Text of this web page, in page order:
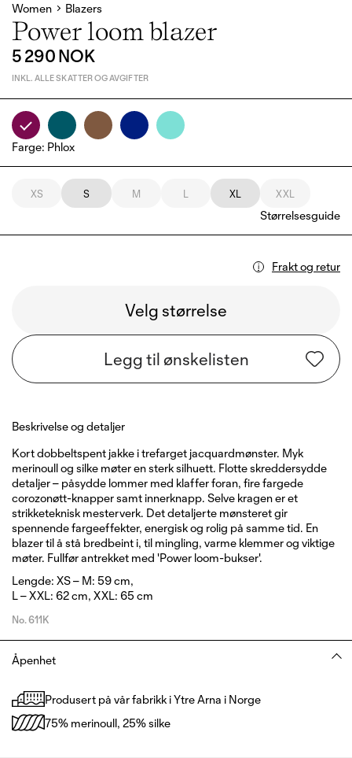
Women Blazers
Power loom blazer
5 290 NOK
INKL. ALLE SKATTER OG AVGIFTER
Farge: Phlox
XS S M L XL XXL
Størrelsesguide
Frakt og retur
Velg størrelse
Legg til ønskelisten
Beskrivelse og detaljer
Kort dobbeltspent jakke i trefarget jacquardmønster. Myk
merinoull og silke møter en sterk silhuett. Flotte skreddersydde
detaljer – påsydde lommer med klaffer foran, fire fargede
corozonøtt-knapper samt innerknapp. Selve kragen er et
strikketeknisk mesterverk. Det detaljerte mønsteret gir
spennende fargeeffekter, energisk og rolig på samme tid. En
blazer til å stå bredbeint i, til mingling, varme klemmer og viktige
møter. Fullfør antrekket med 'Power loom-bukser'.
Lengde: XS – M: 59 cm,
L – XXL: 62 cm, XXL: 65 cm
No.611K
Åpenhet
Produsert på vår fabrikk i Ytre Arna i Norge
75% merinoull, 25% silke